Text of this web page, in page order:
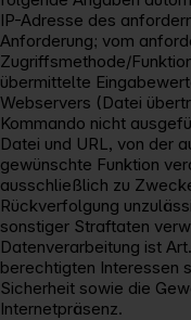
IP-Adresse des
Anforderung; vom
Zugriffsmethode/
übermittelte
Webservers (Datei
Kommando nicht
Datei und URL, von der
gewünschte Funktion
ausschließlich zu
Rückverfolgung
sonstiger Straftaten
Datenverarbeitung ist
berechtigten Interessen
Sicherheit sowie die
Internetpräsenz.